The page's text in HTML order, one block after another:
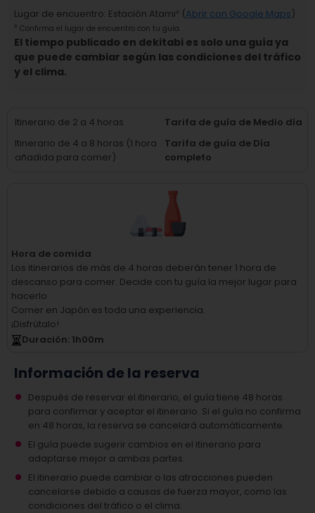
Lugar de encuentro: Estación Atami² (Abrir con Google Maps)
² Confirma el lugar de encuentro con tu guía.
El tiempo publicado en dekitabi es solo una guía ya
que puede cambiar según las condiciones del tráfico
y el clima.
Itinerario de 2 a 4 horas
Tarifa de guía de Medio día
Itinerario de 4 a 8 horas (1 hora
añadida para comer)
Tarifa de guía de Día
completo
Hora de comida
Los itinerarios de más de 4 horas deberán tener 1 hora de
descanso para comer. Decide con tu guía la mejor lugar para
hacerlo.
Comer en Japón es toda una experiencia.
¡Disfrútalo!
Duración: 1h00m
Información de la reserva
Después de reservar el itinerario, el guía tiene 48 horas
para confirmar y aceptar el itinerario. Si el guía no confirma
en 48 horas, la reserva se cancelará automáticamente.
El guía puede sugerir cambios en el itinerario para
adaptarse mejor a ambas partes.
El itinerario puede cambiar o las atracciones pueden
cancelarse debido a causas de fuerza mayor, como las
condiciones del tráfico o el clima.